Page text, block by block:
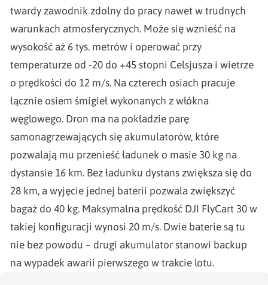
twardy zawodnik zdolny do pracy nawet w trudnych
warunkach atmosferycznych. Może się wznieść na
wysokość aż 6 tys. metrów i operować przy
temperaturze od -20 do +45 stopni Celsjusza i wietrze
o prędkości do 12 m/s. Na czterech osiach pracuje
łącznie osiem śmigieł wykonanych z włókna
węglowego. Dron ma na pokładzie parę
samonagrzewających się akumulatorów, które
pozwalają mu przenieść ładunek o masie 30 kg na
dystansie 16 km. Bez ładunku dystans zwiększa się do
28 km, a wyjęcie jednej baterii pozwala zwiększyć
bagaż do 40 kg. Maksymalna prędkość DJI FlyCart 30 w
takiej konfiguracji wynosi 20 m/s. Dwie baterie są tu
nie bez powodu – drugi akumulator stanowi backup
na wypadek awarii pierwszego w trakcie lotu.